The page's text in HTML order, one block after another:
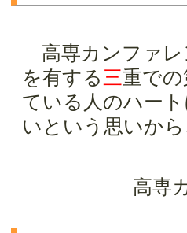
高専カンファレ
を有する 三重での
ている人のハー
いという思いか
高専